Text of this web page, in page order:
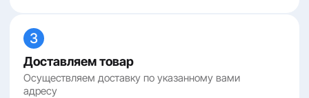
3
Доставляем товар
Осуществляем доставку по указанному вами
адресу